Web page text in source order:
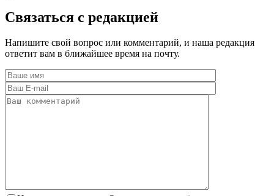
Связаться с редакцией
Напишите свой вопрос или комментарий, и наша редакция
ответит вам в ближайшее время на почту.